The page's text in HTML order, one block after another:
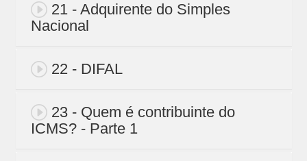
21 - Adquirente do Simples
Nacional
22 - DIFAL
23 - Quem é contribuinte do
ICMS? - Parte 1